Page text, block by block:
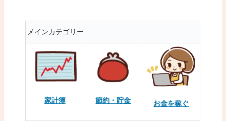
メインカテゴリー
家計簿 節約・貯金 お金を稼ぐ